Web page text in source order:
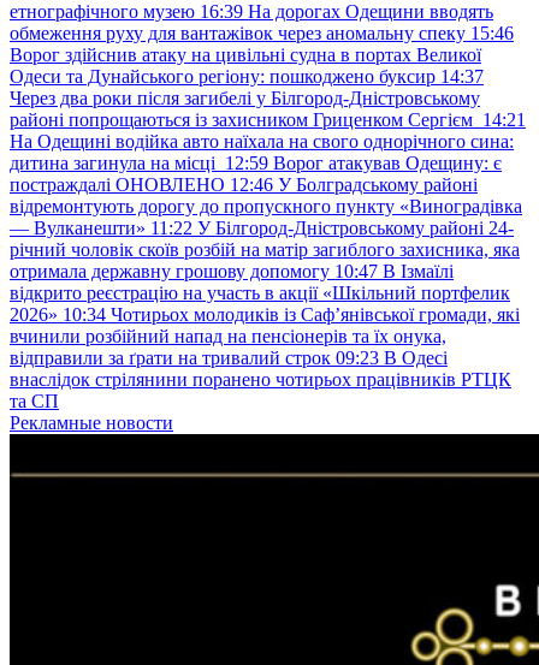
етнографічного музею 16:39 На дорогах Одещини вводять
обмеження руху для вантажівок через аномальну спеку 15:46
Ворог здійснив атаку на цивільні судна в портах Великої
Одеси та Дунайського регіону: пошкоджено буксир 14:37
Через два роки після загибелі у Білгород-Дністровському
районі попрощаються із захисником Гриценком Сергієм 14:21
На Одещині водійка авто наїхала на свого однорічного сина:
дитина загинула на місці 12:59 Ворог атакував Одещину: є
постраждалі ОНОВЛЕНО 12:46 У Болградському районі
відремонтують дорогу до пропускного пункту «Виноградівка
— Вулканешти» 11:22 У Білгород-Дністровському районі 24-
річний чоловік скоїв розбій на матір загиблого захисника, яка
отримала державну грошову допомогу 10:47 В Ізмаїлі
відкрито реєстрацію на участь в акції «Шкільний портфелик
2026» 10:34 Чотирьох молодиків із Саф’янівської громади, які
вчинили розбійний напад на пенсіонерів та їх онука,
відправили за ґрати на тривалий строк 09:23 В Одесі
внаслідок стрілянини поранено чотирьох працівників РТЦК
та СП
Рекламные новости